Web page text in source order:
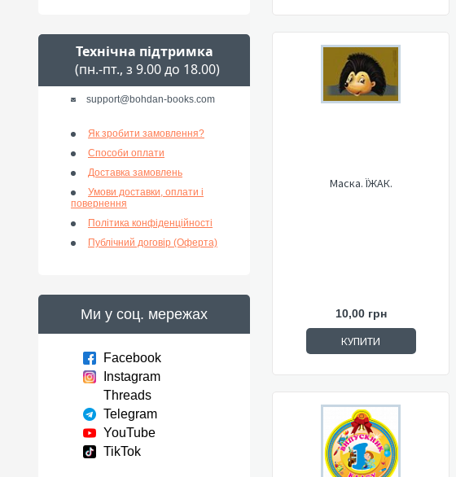
Технічна підтримка
(пн.-пт., з 9.00 до 18.00)
support@bohdan-books.com
Як зробити замовлення?
Способи оплати
Доставка замовлень
Умови доставки, оплати і
повернення
Політика конфіденційності
Публічний договір (Оферта)
Ми у соц. мережах
Facebook
Instagram
Threads
Telegram
YouTube
TikTok
Маска. ЇЖАК.
10,00 грн
КУПИТИ